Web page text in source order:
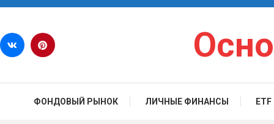
Перейти к содержимому
ФОНДОВЫЙ РЫНОК ЛИЧНЫЕ ФИНАНСЫ ETF